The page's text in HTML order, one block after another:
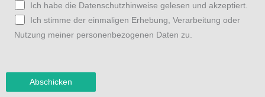
Ich habe die Datenschutzhinweise gelesen und akzeptiert.
Ich stimme der einmaligen Erhebung, Verarbeitung oder
Nutzung meiner personenbezogenen Daten zu.